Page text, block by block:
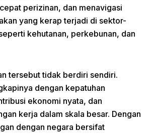
perizinan, dan menavigasi
yang kerap terjadi di sektor-
kehutanan, perkebunan, dan
tersebut tidak berdiri sendiri.
dengan kepatuhan
ekonomi nyata, dan
kerja dalam skala besar. Dengan
dengan negara bersifat